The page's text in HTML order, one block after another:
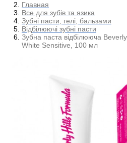
Главная
Все для зубів та язика
Зубні пасти, гелі, бальзами
Відбілюючі зубні пасти
Зубна паста відбілююча
White Sensitive, 100 мл